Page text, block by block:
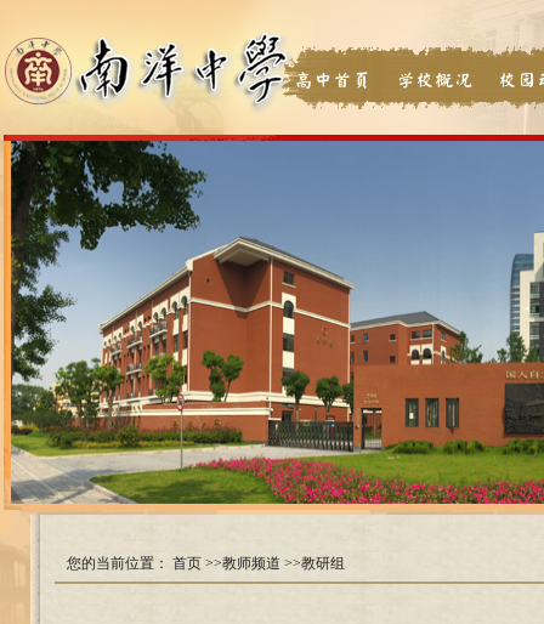
高中首页 学校概况 校园
您的当前位置： 首页 >>教师频道 >>教研组